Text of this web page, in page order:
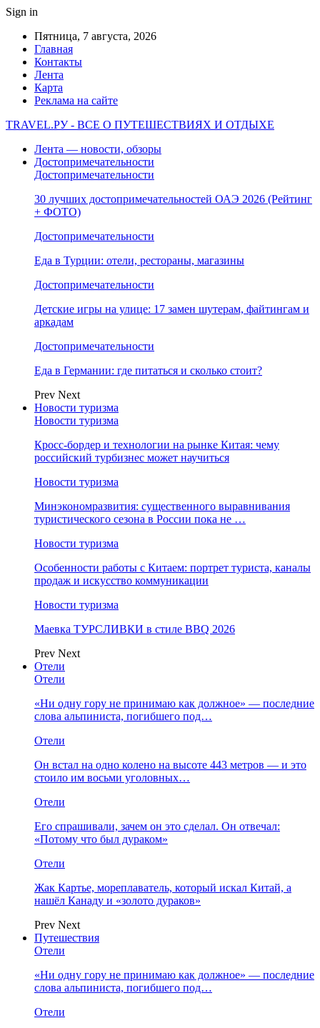
Sign in
Пятница, 7 августа, 2026
Главная
Контакты
Лента
Карта
Реклама на сайте
TRAVEL.РУ - ВСЕ О ПУТЕШЕСТВИЯХ И ОТДЫХЕ
Лента — новости, обзоры
Достопримечательности
Достопримечательности
30 лучших достопримечательностей ОАЭ 2026 (Рейтинг
+ ФОТО)
Достопримечательности
Еда в Турции: отели, рестораны, магазины
Достопримечательности
Детские игры на улице: 17 замен шутерам, файтингам и
аркадам
Достопримечательности
Еда в Германии: где питаться и сколько стоит?
Prev Next
Новости туризма
Новости туризма
Кросс-бордер и технологии на рынке Китая: чему
российский турбизнес может научиться
Новости туризма
Минэкономразвития: существенного выравнивания
туристического сезона в России пока не …
Новости туризма
Особенности работы с Китаем: портрет туриста, каналы
продаж и искусство коммуникации
Новости туризма
Маевка ТУРСЛИВКИ в стиле BBQ 2026
Prev Next
Отели
Отели
«Ни одну гору не принимаю как должное» — последние
слова альпиниста, погибшего под…
Отели
Он встал на одно колено на высоте 443 метров — и это
стоило им восьми уголовных…
Отели
Его спрашивали, зачем он это сделал. Он отвечал:
«Потому что был дураком»
Отели
Жак Картье, мореплаватель, который искал Китай, а
нашёл Канаду и «золото дураков»
Prev Next
Путешествия
Отели
«Ни одну гору не принимаю как должное» — последние
слова альпиниста, погибшего под…
Отели